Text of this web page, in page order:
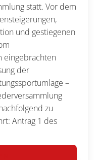
statt. Vor dem
und gestiegenen
eingebrachten
der
–
zu
Antrag 1 des